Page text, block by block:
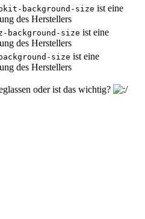
background-size ist eine
des Herstellers
background-size ist eine
des Herstellers
size ist eine
des Herstellers
oder ist das wichtig?